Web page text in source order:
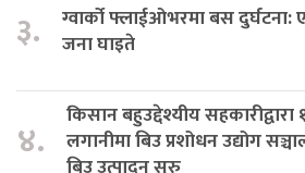
३.
ग्वार्को फ्लाईओभरमा बस
जना घाइते
४.
किसान बहुउद्देश्यीय
लगानीमा बिउ प्रशोधन उद्योग